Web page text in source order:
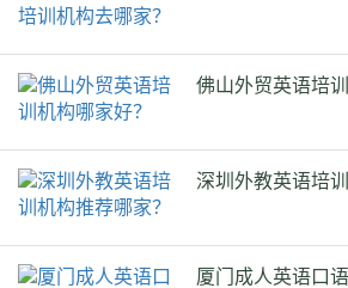
佛山外贸英语培
深圳外教英语培
厦门成人英语口